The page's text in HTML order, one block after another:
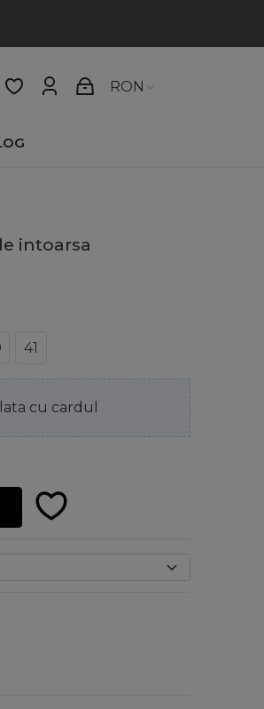
RON
intoarsa
41
cu cardul